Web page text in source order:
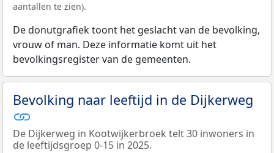
aantallen te zien).
De donutgrafiek toont het geslacht van de bevolking,
vrouw of man. Deze informatie komt uit het
bevolkingsregister van de gemeenten.
Bevolking naar leeftijd in de Dijkerweg
De Dijkerweg in Kootwijkerbroek telt 30 inwoners in
de leeftijdsgroep 0-15 in 2025.